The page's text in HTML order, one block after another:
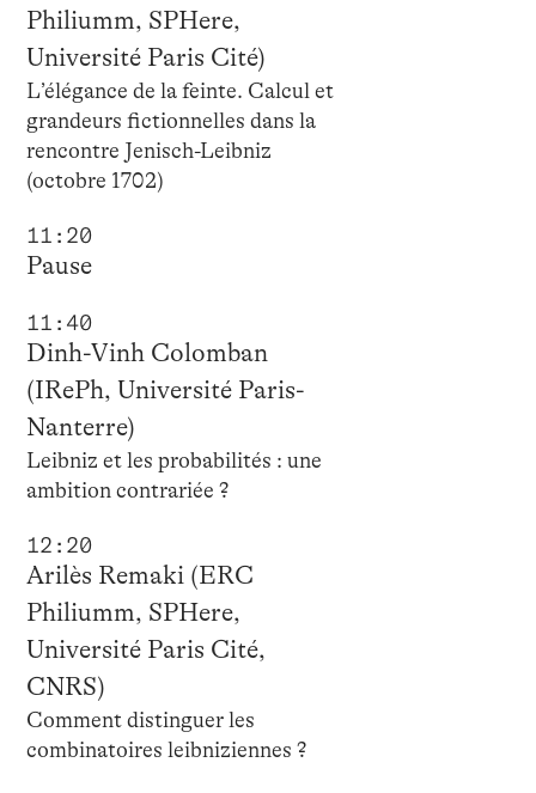
Philiumm, SPHere,
Université Paris Cité)
L’élégance de la feinte. Calcul et
grandeurs fictionnelles dans la
rencontre Jenisch-Leibniz
(octobre 1702)
11:20
Pause
11:40
Dinh-Vinh Colomban
(IRePh, Université Paris-
Nanterre)
Leibniz et les probabilités : une
ambition contrariée ?
12:20
Arilès Remaki (ERC
Philiumm, SPHere,
Université Paris Cité,
CNRS)
Comment distinguer les
combinatoires leibniziennes ?